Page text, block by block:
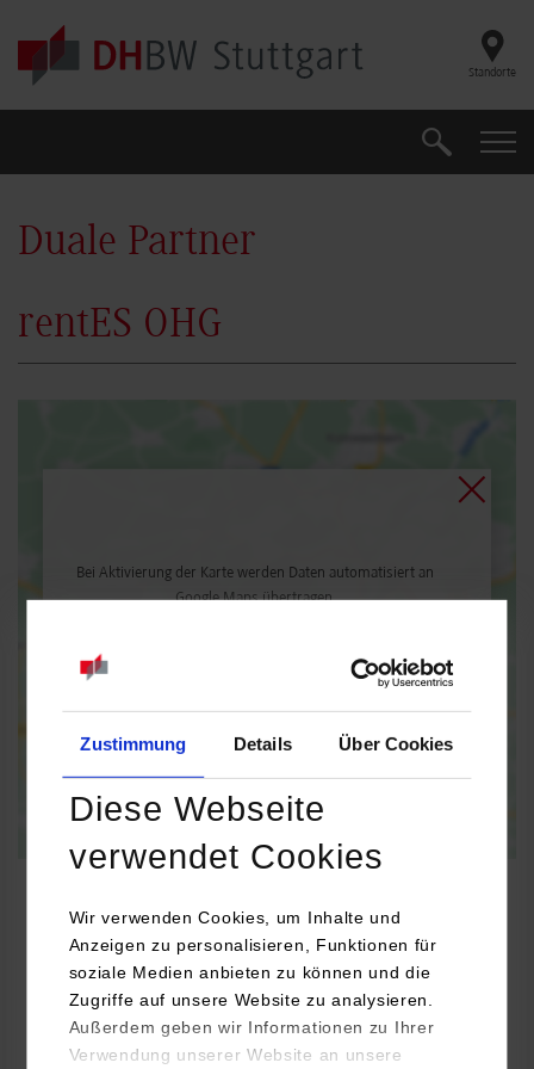
Zustimmung Details Über Cookies
Diese Webseite
verwendet Cookies
Wir verwenden Cookies, um Inhalte und
Anzeigen zu personalisieren, Funktionen für
soziale Medien anbieten zu können und die
Zugriffe auf unsere Website zu analysieren.
Außerdem geben wir Informationen zu Ihrer
Verwendung unserer Website an unsere
Skip to main content
Standorte
Suche
Duale Partner
rentES OHG
Bei Aktivierung der Karte werden Daten automatisiert an
Google Maps übertragen.
Einmalig aktivieren
BWL-Handel
rentES OHG
Großer Forst 10